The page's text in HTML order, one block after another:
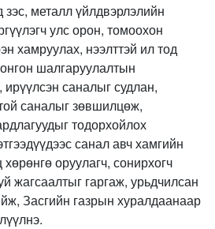
металл үйлдвэрлэлийн
улс орон, томоохон
хамруулах, нээлттэй ил тод
шалгаруулалтын
ирүүлсэн саналыг судлан,
саналыг зөвшилцөж,
тодорхойлох
санал авч хамгийн
оруулагч, сонирхогч
жагсаалтыг гаргаж, урьдчилсан
Засгийн газрын хуралдаанаар